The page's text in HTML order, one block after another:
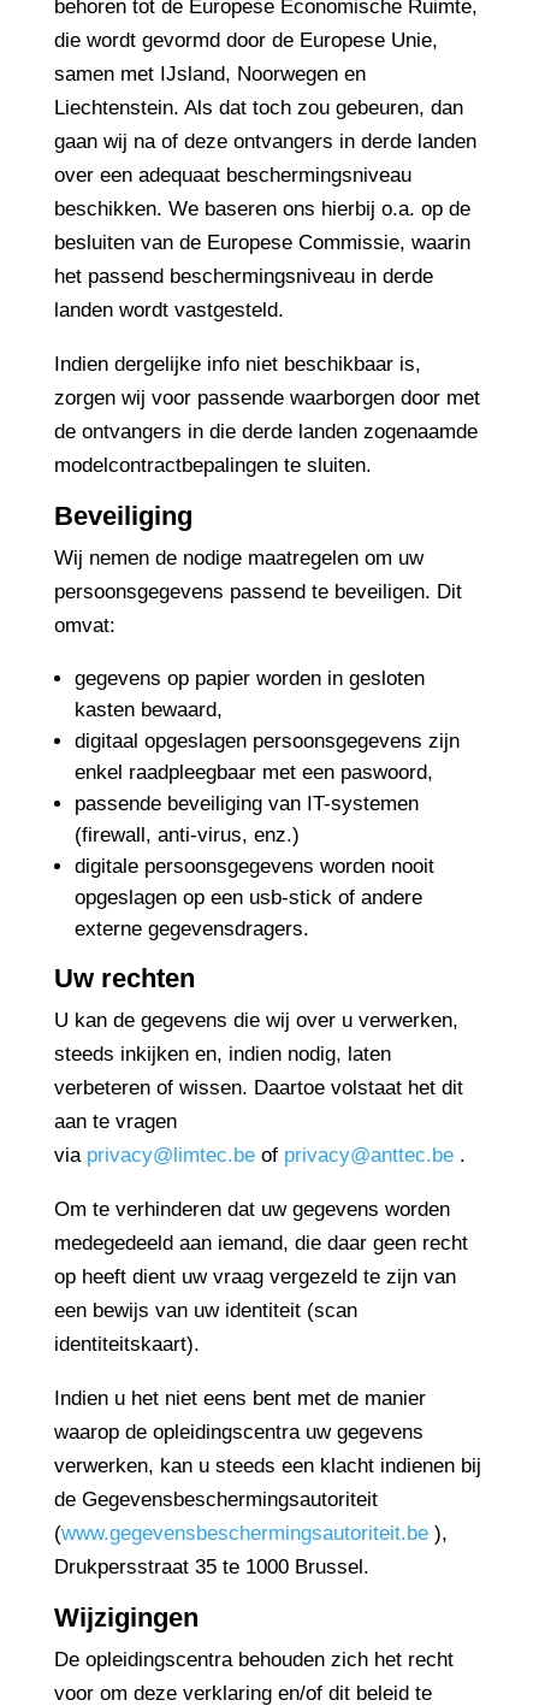
behoren tot de Europese Economische Ruimte,
die wordt gevormd door de Europese Unie,
samen met IJsland, Noorwegen en
Liechtenstein. Als dat toch zou gebeuren, dan
gaan wij na of deze ontvangers in derde landen
over een adequaat beschermingsniveau
beschikken. We baseren ons hierbij o.a. op de
besluiten van de Europese Commissie, waarin
het passend beschermingsniveau in derde
landen wordt vastgesteld.
Indien dergelijke info niet beschikbaar is,
zorgen wij voor passende waarborgen door met
de ontvangers in die derde landen zogenaamde
modelcontractbepalingen te sluiten.
Beveiliging
Wij nemen de nodige maatregelen om uw
persoonsgegevens passend te beveiligen. Dit
omvat:
gegevens op papier worden in gesloten
kasten bewaard,
digitaal opgeslagen persoonsgegevens zijn
enkel raadpleegbaar met een paswoord,
passende beveiliging van IT-systemen
(firewall, anti-virus, enz.)
digitale persoonsgegevens worden nooit
opgeslagen op een usb-stick of andere
externe gegevensdragers.
Uw rechten
U kan de gegevens die wij over u verwerken,
steeds inkijken en, indien nodig, laten
verbeteren of wissen. Daartoe volstaat het dit
aan te vragen
via privacy@limtec.beof privacy@anttec.be.
Om te verhinderen dat uw gegevens worden
medegedeeld aan iemand, die daar geen recht
op heeft dient uw vraag vergezeld te zijn van
een bewijs van uw identiteit (scan
identiteitskaart).
Indien u het niet eens bent met de manier
waarop de opleidingscentra uw gegevens
verwerken, kan u steeds een klacht indienen bij
de Gegevensbeschermingsautoriteit
(www.gegevensbeschermingsautoriteit.be),
Drukpersstraat 35 te 1000 Brussel.
Wijzigingen
De opleidingscentra behouden zich het recht
voor om deze verklaring en/of dit beleid te